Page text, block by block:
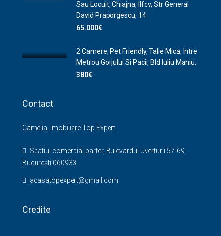
Sau Locuit, Chiajna, Ilfov, Str General
David Praporgescu, 14
65.000€
2 Camere, Pet Friendly, Talie Mica, Intre
Metrou Gorjului Si Pacii, Bld Iuliu Maniu,
380€
Contact
Camelia, Imobiliare Top Expert
Spatiul comercial parter, Bulevardul Uverturii 57-69,
București 060933
acasatopexpert@gmail.com
Credite